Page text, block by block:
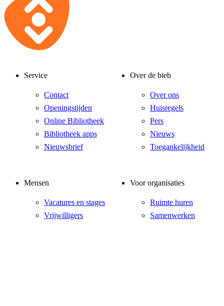
Service
Contact
Openingstijden
Online Bibliotheek
Bibliotheek apps
Nieuwsbrief
Over de bieb
Over ons
Huisregels
Pers
Nieuws
Toegankelijkheid
Mensen
Vacatures en stages
Vrijwilligers
Voor organisaties
Ruimte huren
Samenwerken